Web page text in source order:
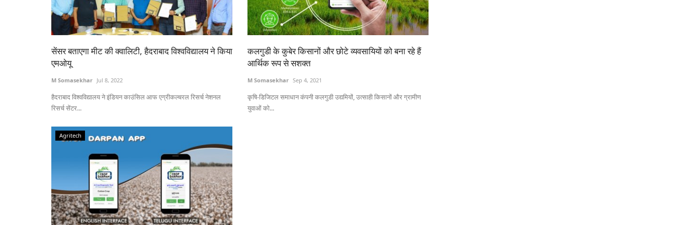
सेंसर बताएगा मीट की क्वालिटी, हैदराबाद विश्वविद्यालय ने किया
एमओयू
M Somasekhar Jul 8, 2022
हैदराबाद विश्वविद्यालय ने इंडियन काउंसिल आफ एग्रीकल्चरल रिसर्च नेशनल
रिसर्च सेंटर...
कलगुडी के कुबेर किसानों और छोटे व्यवसायियों को बना रहे हैं
आर्थिक रूप से सशक्त
M Somasekhar Sep 4, 2021
कृषि-डिजिटल समाधान कंपनी कलगुडी उद्यमियों, उत्साही किसानों और ग्रामीण
युवाओं को...
Agritech